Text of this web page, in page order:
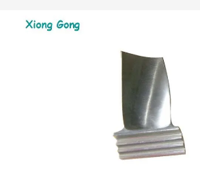
PRODUCTEN
Electrical